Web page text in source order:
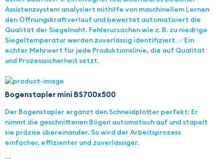
Assistenzsystem analysiert mithilfe von maschinellem Lernen
den Öffnungskraftverlauf und bewertet automatisiert die
Qualität der Siegelnaht. Fehlerursachen wie z. B. zu niedrige
Siegeltemperatur werden zuverlässig identifiziert. ✅Ein
echter Mehrwert für jede Produktionslinie, die auf Qualität
und Prozesssicherheit setzt.
Bogenstapler mini BS700x500
Der Bogenstapler ergänzt den Schneidplotter perfekt: Er
nimmt die geschnittenen Bögen automatisch auf und stapelt
sie präzise übereinander. So wird der Arbeitsprozess
einfacher, effizienter und zuverlässiger.